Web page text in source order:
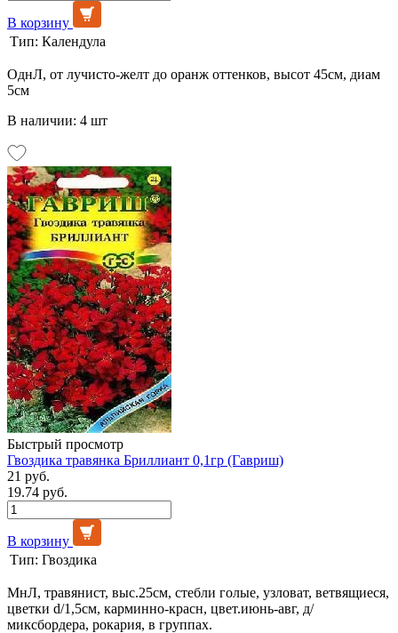
В корзину
Тип: Календула
ОднЛ, от лучисто-желт до оранж оттенков, высот 45см, диам
5см
В наличии: 4 шт
Быстрый просмотр
Гвоздика травянка Бриллиант 0,1гр (Гавриш)
21 руб.
19.74 руб.
В корзину
Тип: Гвоздика
МнЛ, травянист, выс.25см, стебли голые, узловат, ветвящиеся,
цветки d/1,5см, карминно-красн, цвет.июнь-авг, д/
миксбордера, рокария, в группах.